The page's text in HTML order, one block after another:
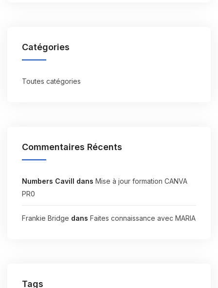
Catégories
Toutes catégories
Commentaires Récents
Numbers Cavill dans Mise à jour formation CANVA
PR0
Frankie Bridge dans Faites connaissance avec MARIA
Tags